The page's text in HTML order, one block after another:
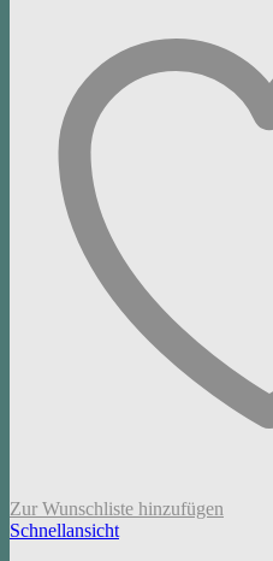
Zur Wunschliste hinzufügen
Schnellansicht